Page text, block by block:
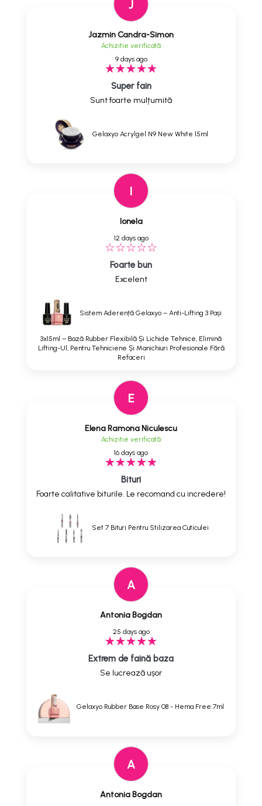
J
Jazmin Candra-Simon
Achizitie verificată
9 days ago
Super fain
Sunt foarte mulțumită
Gelaxyo Acrylgel N9 New White 15ml
I
Ionela
12 days ago
Foarte bun
Excelent
Sistem Aderență Gelaxyo – Anti-Lifting 3 Pași
3x15ml – Bază Rubber Flexibilă Și Lichide Tehnice, Elimină
Lifting-Ul, Pentru Tehniciene Și Manichiuri Profesionale Fără
Refaceri
E
Elena Ramona Niculescu
Achizitie verificată
16 days ago
Bituri
Foarte calitative biturile. Le recomand cu incredere!
Set 7 Bituri Pentru Stilizarea Cuticulei
A
Antonia Bogdan
25 days ago
Extrem de faină baza
Se lucrează ușor
Gelaxyo Rubber Base Rosy 08 - Hema Free 7ml
A
Antonia Bogdan